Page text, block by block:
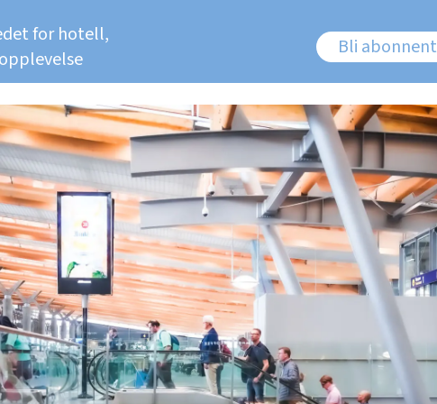
for hotell,
Bli abonnent